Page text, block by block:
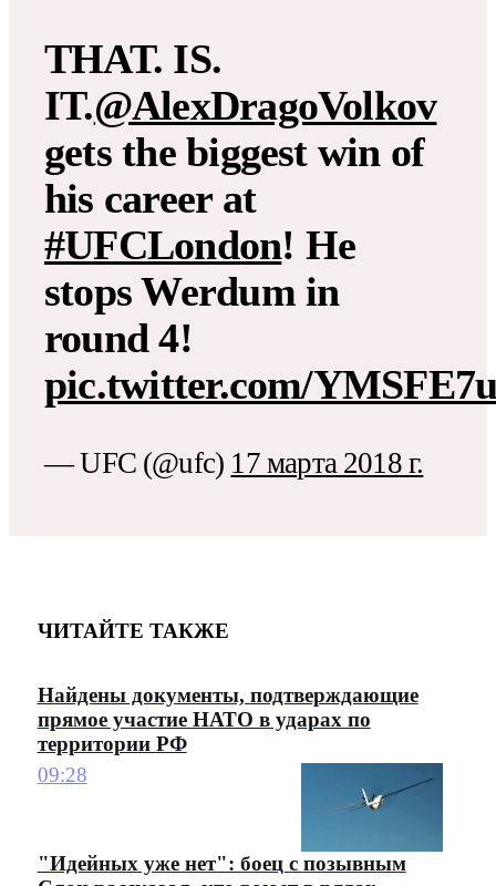
THAT. IS.
IT.@AlexDragoVolkov
gets the biggest win of
his career at
#UFCLondon! He
stops Werdum in
round 4!
pic.twitter.com/
— UFC (@ufc) 17 марта 2018 г.
ЧИТАЙТЕ ТАКЖЕ
Найдены документы, подтверждающие
прямое участие НАТО в ударах по
территории РФ
09:28
"Идейных уже нет": боец с позывным